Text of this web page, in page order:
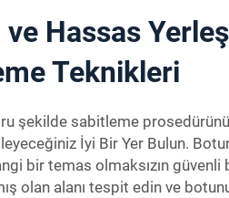
ve Hassas
Teknikleri
şekilde sabitleme
İyi Bir Yer Bulun.
bir temas olmaksızın güvenli
olan alanı tespit edin ve